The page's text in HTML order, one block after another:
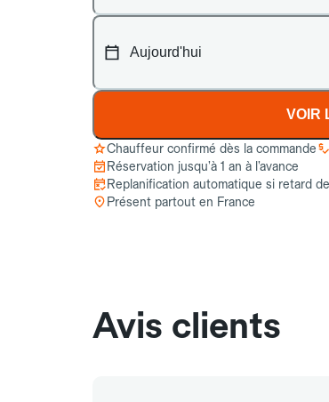
VOIR
Chauffeur confirmé dès la commande
Réservation jusqu’à 1 an à l’avance
Replanification automatique si retard
Présent partout en France
Avis clients